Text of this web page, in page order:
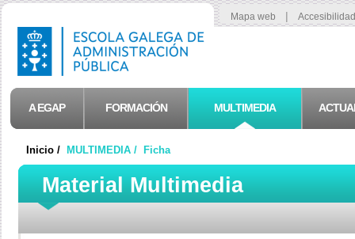
Mapa web |
A EGAP FORMACIÓN MULTIMEDIA
Inicio / MULTIMEDIA / Ficha
Material Multimedia